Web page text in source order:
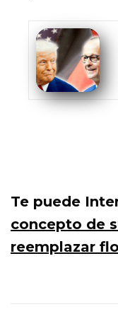
Te puede
concepto de
reemplazar